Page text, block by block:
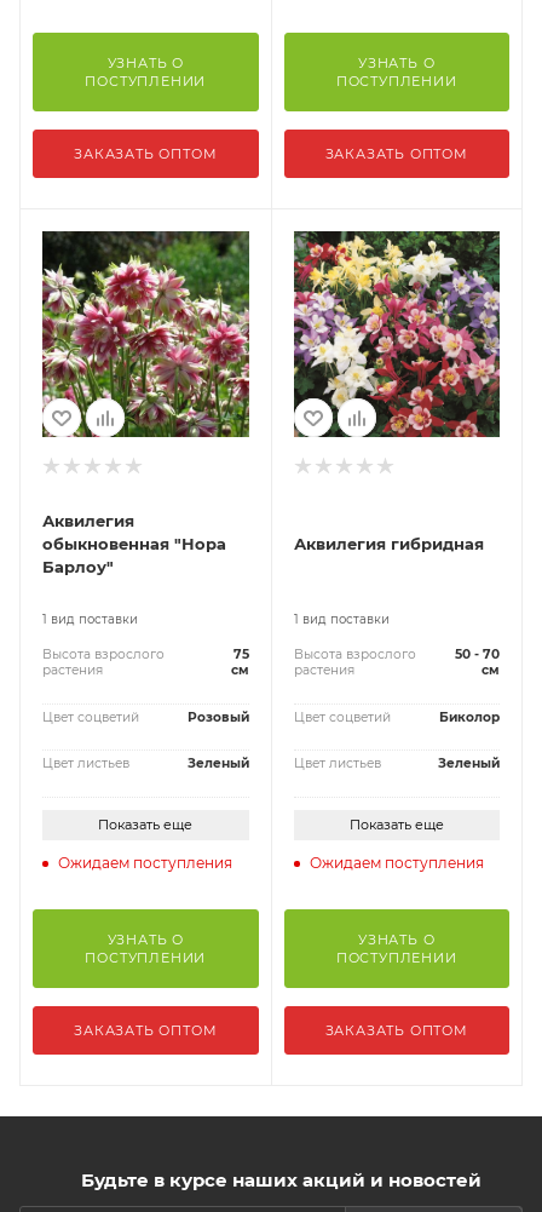
УЗНАТЬ О
ПОСТУПЛЕНИИ
ЗАКАЗАТЬ ОПТОМ
УЗНАТЬ О
ПОСТУПЛЕНИИ
ЗАКАЗАТЬ ОПТОМ
Аквилегия
обыкновенная "Нора
Барлоу"
1 вид поставки
Высота взрослого
растения
75
см
Цвет соцветий Розовый
Цвет листьев Зеленый
Показать еще
Ожидаем поступления
УЗНАТЬ О
ПОСТУПЛЕНИИ
ЗАКАЗАТЬ ОПТОМ
Аквилегия гибридная
1 вид поставки
Высота взрослого
растения
50 - 70
см
Цвет соцветий Биколор
Цвет листьев Зеленый
Показать еще
Ожидаем поступления
УЗНАТЬ О
ПОСТУПЛЕНИИ
ЗАКАЗАТЬ ОПТОМ
Будьте в курсе наших акций и новостей